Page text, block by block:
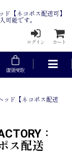
ド【ネコポス配送可】
可能です。
ログイン カート
店頭受取
ッド【ネコポス配送
：
ス配送